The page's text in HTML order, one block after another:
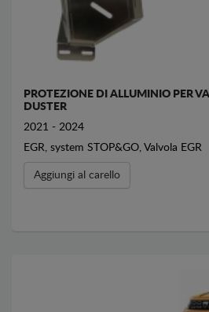
PROTEZIONE DI ALLUMINIO PER
DUSTER
2021 - 2024
EGR, system STOP&GO, Valvola EGR
Aggiungi al carello